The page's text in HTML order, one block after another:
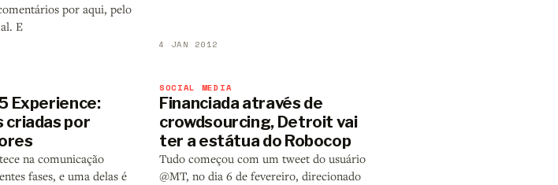
por aqui, pelo
E
4 JAN 2012
Experience:
criadas por
na comunicação
fases, e uma delas é
SOCIAL MEDIA
Financiada através de
crowdsourcing, Detroit vai
ter a estátua do Robocop
Tudo começou com um tweet do usuário
@MT, no dia 6 de fevereiro, direcionado